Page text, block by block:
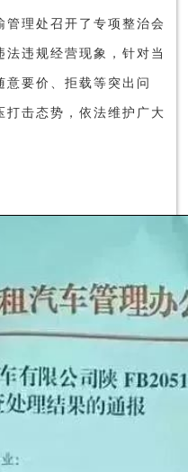
理处召开了专项整治会
违规经营现象，针对当
要价、拒载等突出问
打击态势，依法维护广大